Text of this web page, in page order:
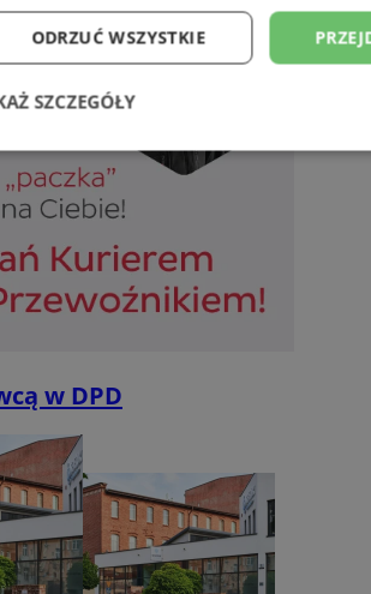
w DPD
ODRZUĆ WSZYSTKIE
SZCZEGÓŁY
Wydajność
Niesklasyfikowane
pliki cookie umożliwiają korzystanie z podstawowych
logowanie użytkownika i zarządzanie kontem. Bez
korzystać ze strony internetowej.
Provider/
Domena
sosnowiecki.pl